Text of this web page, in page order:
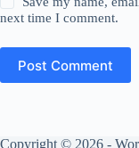
next time I comment.
Post Comment
Copyright © 2026 -